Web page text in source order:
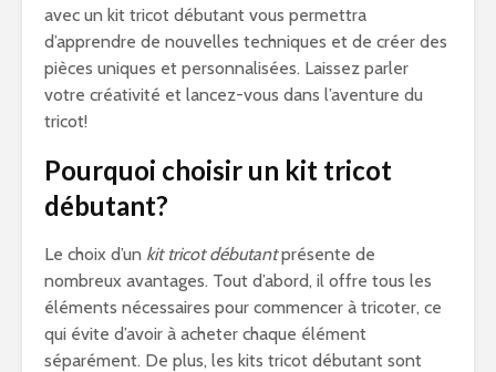
avec un kit tricot débutant vous permettra
d’apprendre de nouvelles techniques et de créer des
pièces uniques et personnalisées. Laissez parler
votre créativité et lancez-vous dans l’aventure du
tricot!
Pourquoi choisir un kit tricot
débutant?
Le choix d’un kit tricot débutantprésente de
nombreux avantages. Tout d’abord, il offre tous les
éléments nécessaires pour commencer à tricoter, ce
qui évite d’avoir à acheter chaque élément
séparément. De plus, les kits tricot débutant sont